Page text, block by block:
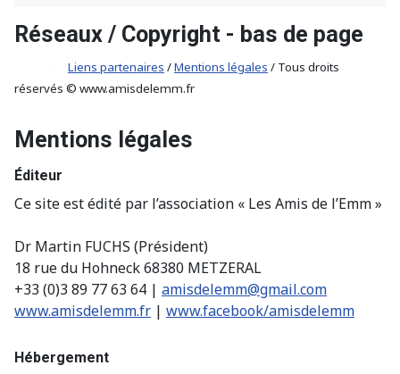
Réseaux / Copyright - bas de page
Liens partenaires /Mentions légales / Tous droits
réservés © www.amisdelemm.fr
Mentions légales
Éditeur
Ce site est édité par l’association « Les Amis de l’Emm »
Dr Martin FUCHS (Président)
18 rue du Hohneck 68380 METZERAL
+33 (0)3 89 77 63 64 | amisdelemm@gmail.com
www.amisdelemm.fr | www.facebook/amisdelemm
Hébergement